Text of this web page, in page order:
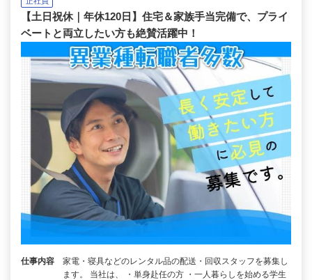
【土日祝休｜年休120日】住宅＆家族手当完備で、プライ
ベートと両立したい方も絶賛活躍中！
仕事内容
家電・寝具などのレンタル品の配送・回収スタッフを募集し
ます。 当社は、 ・単身赴任の方 ・一人暮らしを始める学生